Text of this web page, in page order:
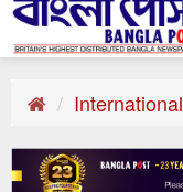
International